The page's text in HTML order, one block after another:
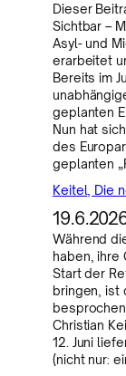
Dieser
Sichtbar –
Asyl- und
erarbeitet
Bereits im
geplanten
Nun hat
des
geplanten
Keitel, Die
Während
haben, ihre
Start der
bringen, ist
Christian
12. Juni
(nicht nur: